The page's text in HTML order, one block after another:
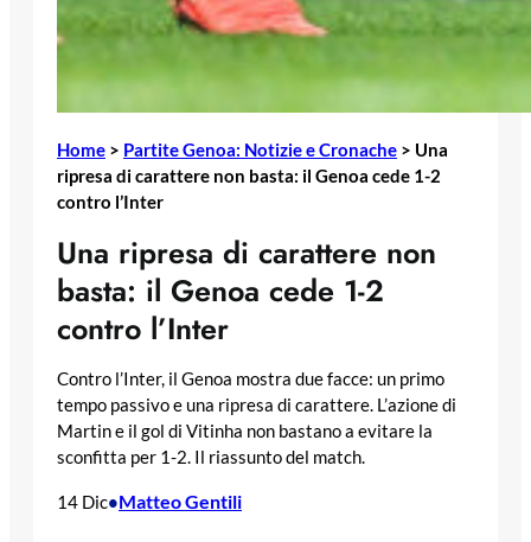
Home > Partite Genoa: Notizie e Cronache > Una
ripresa di carattere non basta: il Genoa cede 1-2
contro l’Inter
Una ripresa di carattere non
basta: il Genoa cede 1-2
contro l’Inter
Contro l’Inter, il Genoa mostra due facce: un primo
tempo passivo e una ripresa di carattere. L’azione di
Martin e il gol di Vitinha non bastano a evitare la
sconfitta per 1-2. Il riassunto del match.
14 Dic•Matteo Gentili